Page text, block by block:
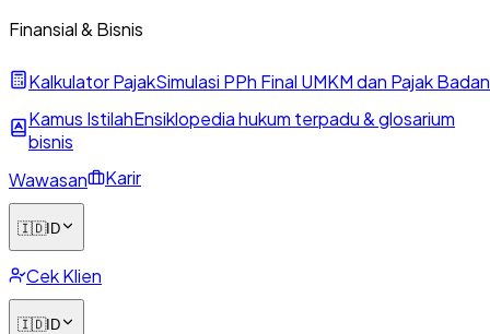
Finansial & Bisnis
Kalkulator PajakSimulasi PPh Final UMKM dan Pajak Badan
Kamus IstilahEnsiklopedia hukum terpadu & glosarium
bisnis
Wawasan
Karir
🇮🇩ID
Cek Klien
🇮🇩ID